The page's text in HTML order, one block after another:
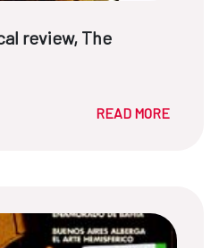
review, The
READ MORE